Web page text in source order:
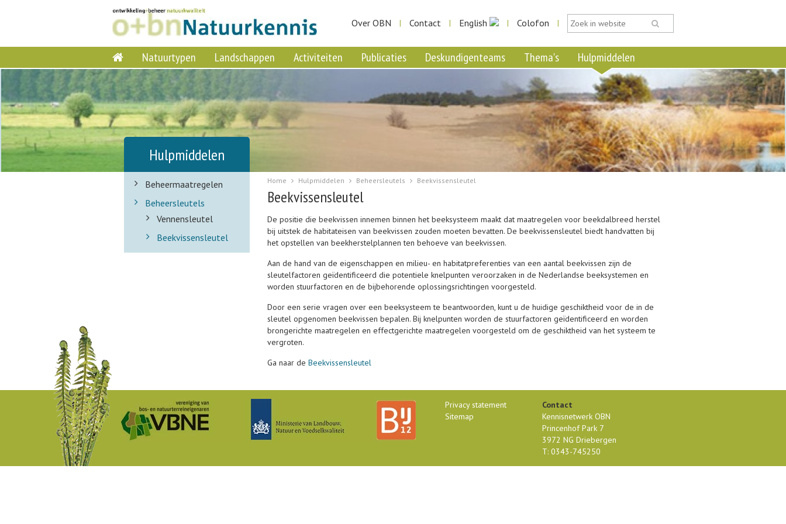
Over OBN | Contact | English | Colofon |
Natuurtypen Landschappen Activiteiten Publicaties Deskundigenteams Thema's Hulpmiddelen
Hulpmiddelen
Beheermaatregelen
Beheersleutels
Vennensleutel
Beekvissensleutel
Home Hulpmiddelen Beheersleutels Beekvissensleutel
Beekvissensleutel
De positie die beekvissen innemen binnen het beeksysteem maakt dat maatregelen voor beekdalbreed herstel
bij uitstek de habitateisen van beekvissen zouden moeten bevatten. De beekvissensleutel biedt handvatten bij
het opstellen van beekherstelplannen ten behoeve van beekvissen.
Aan de hand van de eigenschappen en milieu- en habitatpreferenties van een aantal beekvissen zijn de
sleutelfactoren geïdentificeerd die potentiele knelpunten veroorzaken in de Nederlandse beeksystemen en
worden stuurfactoren en de bijbehorende oplossingsrichtingen voorgesteld.
Door een serie vragen over een beeksysteem te beantwoorden, kunt u de huidige geschiktheid voor de in de
sleutel opgenomen beekvissen bepalen. Bij knelpunten worden de stuurfactoren geïdentificeerd en worden
brongerichte maatregelen en effectgerichte maatregelen voorgesteld om de geschiktheid van het systeem te
vergroten.
Ga naar de Beekvissensleutel
Privacy statement
Sitemap
Contact
Kennisnetwerk OBN
Princenhof Park 7
3972 NG Driebergen
T: 0343-745250